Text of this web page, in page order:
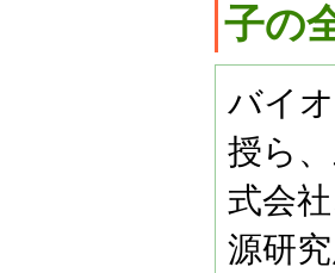
子の
バイ
授ら
式会
源研